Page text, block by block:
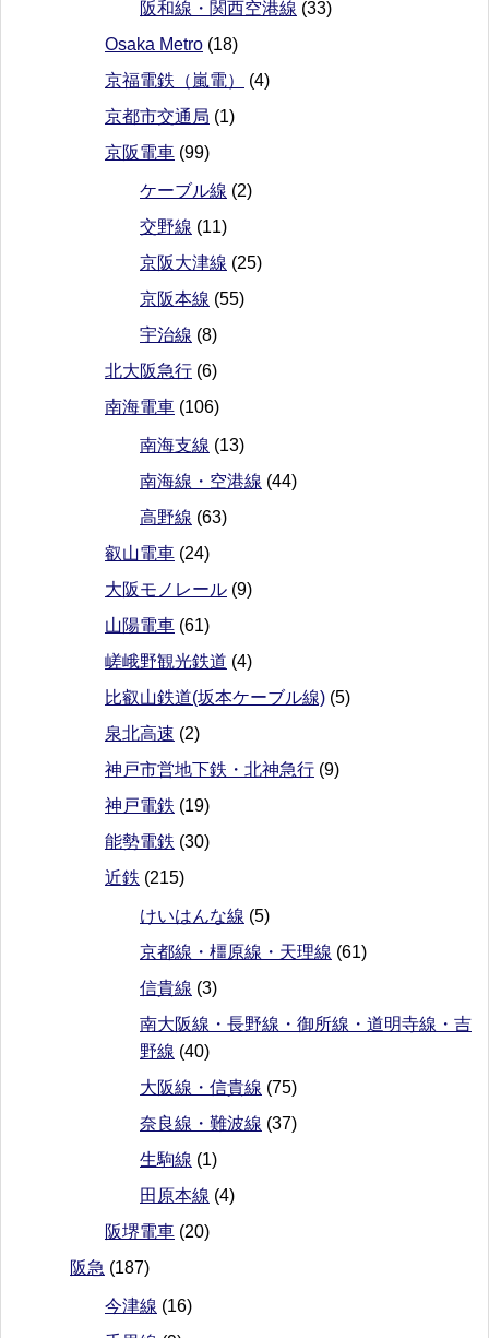
阪和線・関西空港線 (33)
Osaka Metro (18)
京福電鉄（嵐電）
(4)
京都市交通局 (1)
京阪電車 (99)
ケーブル線 (2)
交野線 (11)
京阪大津線 (25)
京阪本線 (55)
宇治線 (8)
北大阪急行 (6)
南海電車 (106)
南海支線 (13)
南海線・空港線 (44)
高野線 (63)
叡山電車 (24)
大阪モノレール (9)
山陽電車 (61)
嵯峨野観光鉄道 (4)
比叡山鉄道(坂本ケーブル線) (5)
泉北高速 (2)
神戸市営地下鉄・北神急行 (9)
神戸電鉄 (19)
能勢電鉄 (30)
近鉄 (215)
けいはんな線 (5)
京都線・橿原線・天理線 (61)
信貴線 (3)
南大阪線・長野線・御所線・道明寺線・吉
野線 (40)
大阪線・信貴線 (75)
奈良線・難波線 (37)
生駒線 (1)
田原本線 (4)
阪堺電車 (20)
阪急 (187)
今津線 (16)